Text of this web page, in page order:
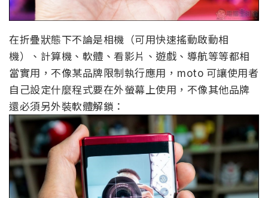
在折疊狀態下不論是相機（可用快速搖動啟動相
機）、計算機、軟體、看影片、遊戲、導航等等都相
當實用，不像某品牌限制執行應用，moto 可讓使用者
自己設定什麼程式要在外螢幕上使用，不像其他品牌
還必須另外裝軟體解鎖：